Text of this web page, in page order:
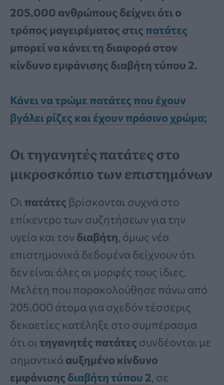
205.000 ανθρώπους δείχνει ότι ο
τρόπος μαγειρέματος στιςπατάτες
μπορεί να κάνει τη διαφορά στον
κίνδυνο εμφάνισης διαβήτη τύπου 2.
Κάνει να τρώμε πατάτες που έχουν
βγάλει ρίζες και έχουν πράσινο χρώμα;
Οι τηγανητές πατάτες στο
μικροσκόπιο των επιστημόνων
Οι πατάτες βρίσκονται συχνά στο
επίκεντρο των συζητήσεων για την
υγεία και τον διαβήτη, όμως νέα
επιστημονικά δεδομένα δείχνουν ότι
δεν είναι όλες οι μορφές τους ίδιες.
Μελέτη που παρακολούθησε πάνω από
205.000 άτομα για σχεδόν τέσσερις
δεκαετίες κατέληξε στο συμπέρασμα
ότι οι τηγανητές πατάτες συνδέονται με
σημαντικά αυξημένο κίνδυνο
εμφάνισης διαβήτη τύπου 2, σε